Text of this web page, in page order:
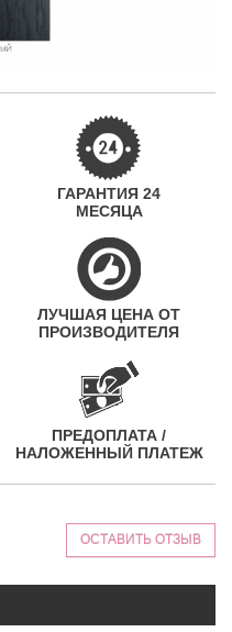
ГАРАНТИЯ 24
МЕСЯЦА
ЛУЧШАЯ ЦЕНА ОТ
ПРОИЗВОДИТЕЛЯ
ПРЕДОПЛАТА /
НАЛОЖЕННЫЙ ПЛАТЕЖ
ОСТАВИТЬ ОТЗЫВ